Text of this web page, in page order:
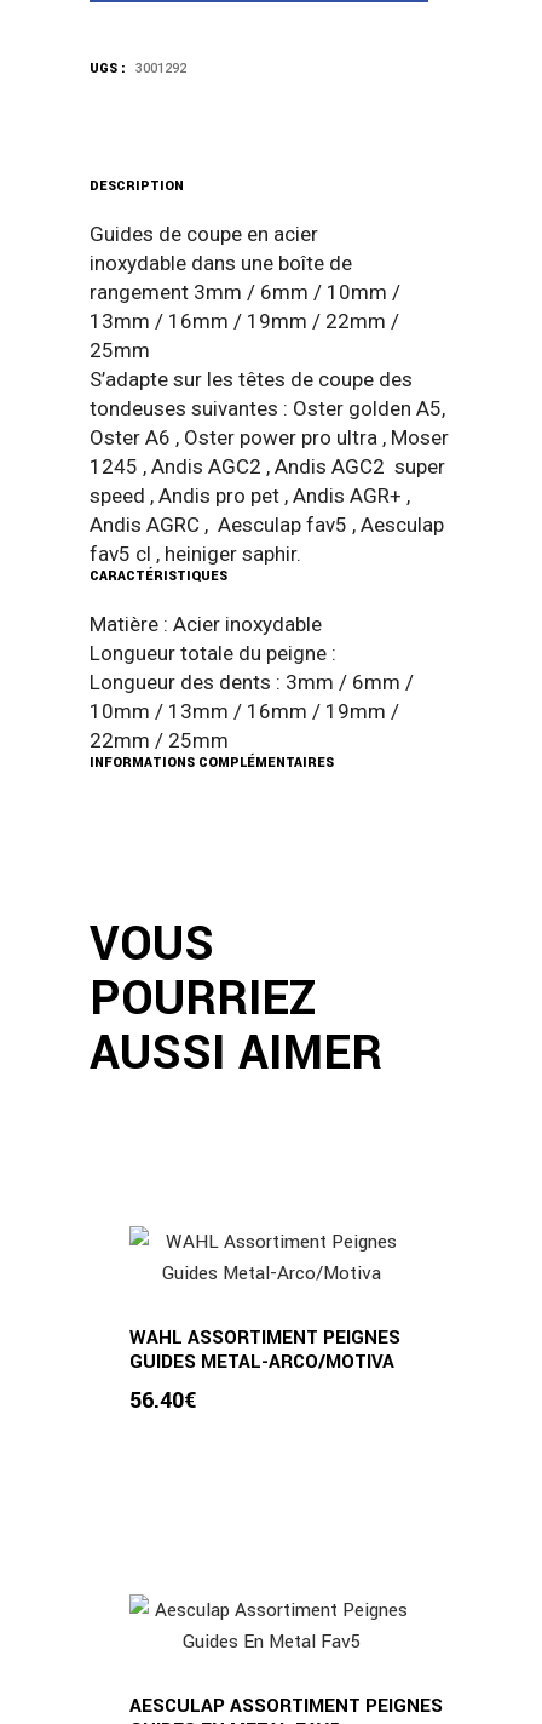
Guides
UGS : 3001292
DESCRIPTION
Guides de coupe en acier
inoxydable dans une boîte de
rangement 3mm / 6mm / 10mm /
13mm / 16mm / 19mm / 22mm /
25mm
S’adapte sur les têtes de coupe des
tondeuses suivantes : Oster golden A5,
Oster A6 , Oster power pro ultra , Moser
1245 , Andis AGC2 , Andis AGC2 super
speed , Andis pro pet , Andis AGR+ ,
Andis AGRC , Aesculap fav5 , Aesculap
fav5 cl , heiniger saphir.
CARACTÉRISTIQUES
Matière : Acier inoxydable
Longueur totale du peigne :
Longueur des dents : 3mm / 6mm /
10mm / 13mm / 16mm / 19mm /
22mm / 25mm
INFORMATIONS COMPLÉMENTAIRES
VOUS
POURRIEZ
AUSSI AIMER
WAHL ASSORTIMENT PEIGNES
GUIDES METAL-ARCO/MOTIVA
56.40€
AESCULAP ASSORTIMENT PEIGNES